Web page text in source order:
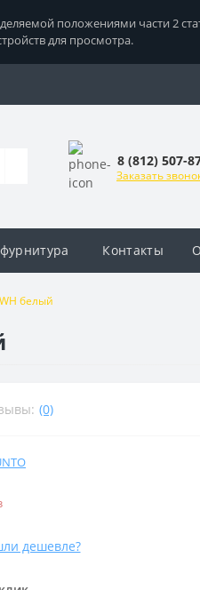
положениями части 2
для просмотра.
8 (812) 507-
Заказать
Контакты
белый
(0)
дешевле?